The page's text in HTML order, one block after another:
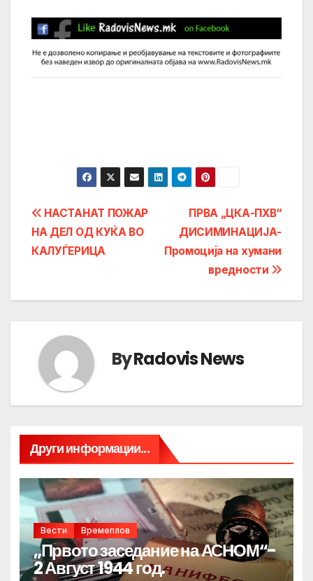
Post
navigation
ПРВА „ЦКА-ПХВ“
ДИСИМИНАЦИЈА-
Промоција на хумани
вредности
НАСТАНАТ ПОЖАР
НА ДЕЛ ОД КУЌА ВО
КАЛУЃЕРИЦА
ByRadovis News
Други информации...
Вести Времеплов
„Првото заседание на АСНОМ“-
2 Август 1944 год.